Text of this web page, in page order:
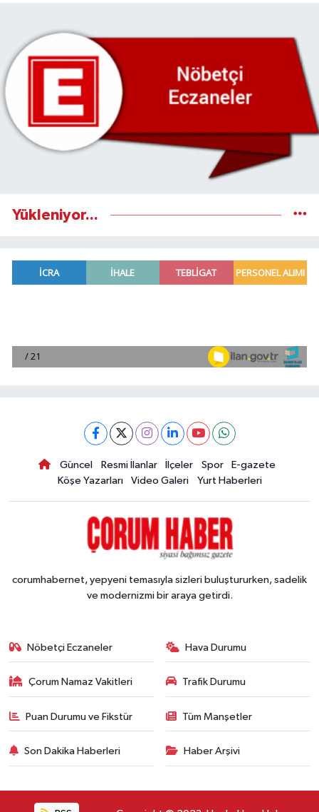
Yükleniyor...
Güncel Resmi İlanlar İlçeler Spor
E-gazete
Köşe Yazarları
Video Galeri Yurt Haberleri
corumhabernet, yepyeni temasıyla sizleri buluştururken, sadelik
ve modernizmi bir araya getirdi.
Nöbetçi Eczaneler Hava Durumu
Çorum Namaz Vakitleri Trafik Durumu
Puan Durumu ve Fikstür Tüm Manşetler
Son Dakika Haberleri Haber Arşivi